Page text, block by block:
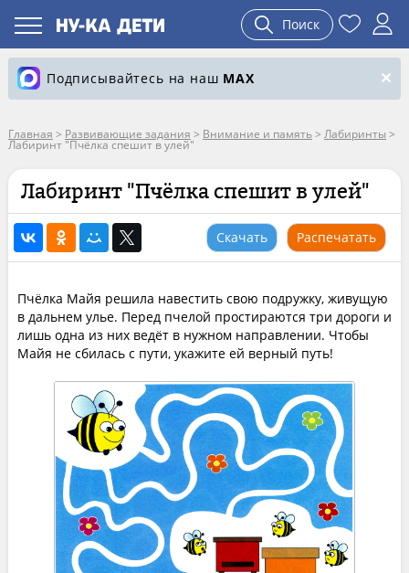
Поиск
Подписывайтесь на наш MAX
Главная > Развивающие задания > Внимание и память> Лабиринты >
Лабиринт "Пчёлка спешит в улей"
Лабиринт "Пчёлка спешит в улей"
Скачать Распечатать
Пчёлка Майя решила навестить свою подружку, живущую
в дальнем улье. Перед пчелой простираются три дороги и
лишь одна из них ведёт в нужном направлении. Чтобы
Майя не сбилась с пути, укажите ей верный путь!